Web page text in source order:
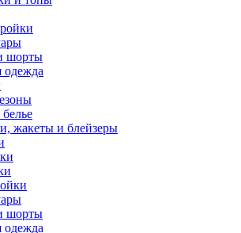
шорты
одежда
жакеты и блейзеры
шорты
одежда